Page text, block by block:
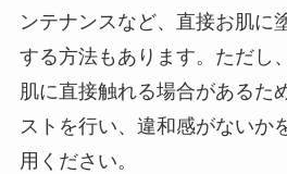
ンテナンスなど、直接お肌に
する方法もあります。ただし
肌に直接触れる場合があるた
ストを行い、違和感がないか
用ください。